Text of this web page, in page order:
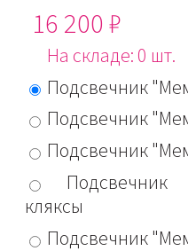
16 200 ₽
На складе: 0 шт.
Подсвечник
Подсвечник
Подсвечник
кляксы
Подсвечник